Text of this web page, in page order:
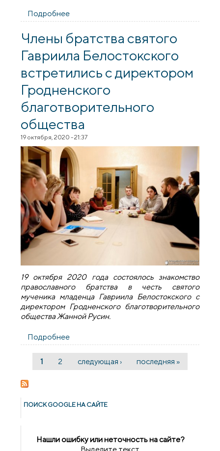
Подробнее
семейный клуб
Члены братства святого
Гавриила Белостокского
встретились с директором
Гродненского
благотворительного
общества
19 октября, 2020 - 21:37
19 октября 2020 года состоялось знакомство
православного братства в честь святого
мученика младенца Гавриила Белостокского с
директором Гродненского благотворительного
общества Жанной Русин.
Подробнее
Белостокского встретились с
благотворительного общества
Страницы
1 2 следующая › последняя »
ПОИСК GOОGLE НА САЙТЕ
Нашли ошибку или неточность на сайте?